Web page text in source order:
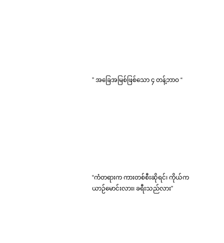
” အခြေအမြစ်ဖြစ်သော ၄ တန့်ဘာဝ “
“ကံတရားက ကားတစ်စီးဆိုရင်၊ ကိုယ်က
ယာဉ်မောင်းလား၊ ခရီးသည်လား”